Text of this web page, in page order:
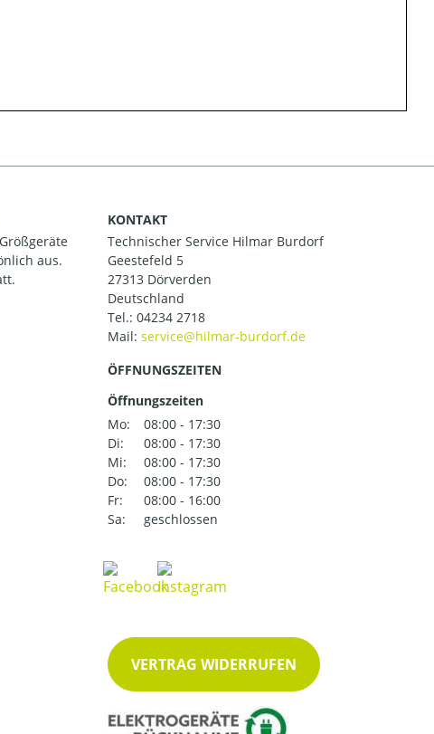
aus.
KONTAKT
Technischer Service Hilmar Burdorf
Geestefeld 5
27313 Dörverden
Deutschland
Tel.: 04234 2718
Mail:
ÖFFNUNGSZEITEN
Öffnungszeiten
Mo:
08:00 - 17:30
Di:
08:00 - 17:30
Mi:
08:00 - 17:30
Do:
08:00 - 17:30
Fr:
08:00 - 16:00
Sa:
geschlossen
VERTRAG WIDERRUFEN